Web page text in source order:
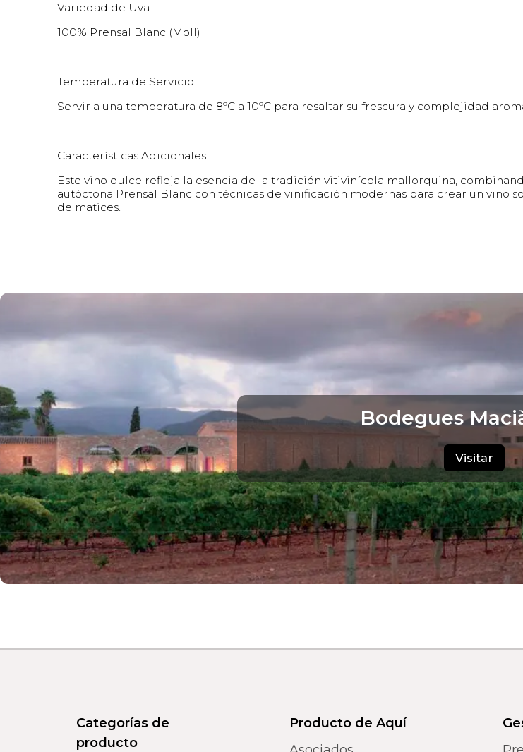
Variedad de Uva:
100% Prensal Blanc (Moll)
Temperatura de Servicio:
Servir a una temperatura de 8ºC a 10ºC para resaltar su frescura y complejidad
Características Adicionales:
Este vino dulce refleja la esencia de la tradición vitivinícola mallorquina,
autóctona Prensal Blanc con técnicas de vinificación modernas para crear un vino
de matices.
Bodegues
Visitar
Categorías de
producto
Producto de Aquí